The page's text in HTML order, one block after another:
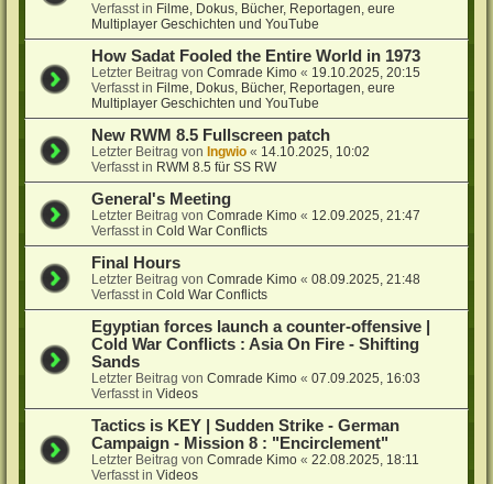
Verfasst in Filme, Dokus, Bücher, Reportagen, eure
Multiplayer Geschichten und YouTube
How Sadat Fooled the Entire World in 1973
Letzter Beitrag vonComrade Kimo « 19.10.2025, 20:15
Verfasst in Filme, Dokus, Bücher, Reportagen, eure
Multiplayer Geschichten und YouTube
New RWM 8.5 Fullscreen patch
Letzter Beitrag vonIngwio « 14.10.2025, 10:02
Verfasst in RWM 8.5 für SS RW
General's Meeting
Letzter Beitrag vonComrade Kimo « 12.09.2025, 21:47
Verfasst inCold War Conflicts
Final Hours
Letzter Beitrag vonComrade Kimo «08.09.2025, 21:48
Verfasst inCold War Conflicts
Egyptian forces launch a counter-offensive |
Cold War Conflicts : Asia On Fire - Shifting
Sands
Letzter Beitrag vonComrade Kimo «07.09.2025, 16:03
Verfasst inVideos
Tactics is KEY | Sudden Strike - German
Campaign - Mission 8 : "Encirclement"
Letzter Beitrag vonComrade Kimo «22.08.2025, 18:11
Verfasst inVideos